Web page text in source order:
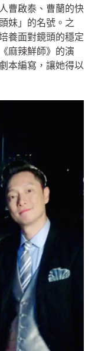
曹啟泰、曹蘭的快
妹」的名號。之
養面對鏡頭的穩定
麻辣鮮師》的演
本編寫，讓她得以